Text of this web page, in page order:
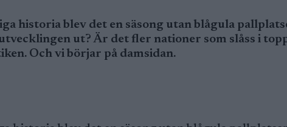
historia blev det en säsong utan blågula
ut? Är det fler nationer som slåss i
Och vi börjar på damsidan.